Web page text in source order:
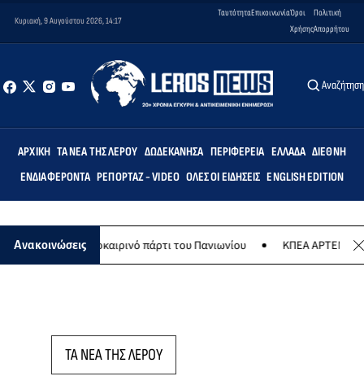
Κυριακή, 9 Αυγούστου 2026, 14:17
ΤαυτότηταΕπικοινωνίαΌροι
Χρήσης
Πολιτική
Απορρήτου
Αναζήτηση
ΑΡΧΙΚΉ ΤΑ ΝΈΑ ΤΗΣ ΛΈΡΟΥ ΔΩΔΕΚΆΝΗΣΑ ΠΕΡΙΦΈΡΕΙΑ ΕΛΛΆΔΑ ΔΙΕΘΝΉ
ΕΝΔΙΑΦΈΡΟΝΤΑ ΡΕΠΟΡΤΆΖ - VIDEO ΌΛΕΣ ΟΙ ΕΙΔΉΣΕΙΣ ENGLISH EDITION
Ανακοινώσεις
το καλοκαιρινό πάρτι του Πανιωνίου ΚΠΕΑ ΑΡΤΕΜΙΣ: Το
ΤΑ ΝΕΑ ΤΗΣ ΛΕΡΟΥ